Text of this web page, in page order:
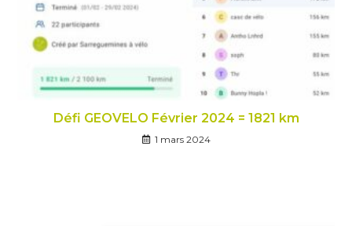
Défi GEOVELO Février 2024 = 1821 km
1 mars 2024